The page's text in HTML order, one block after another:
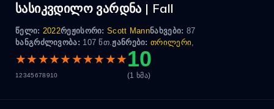
სასიკვდილო ვარდნა | Fall
წელი: 2022რეჟისორი: Scott Mannნახვები: 87
ხანგრძლივობა: 107 წთ.ჟანრები: თრილერი,
★★★★★★★★★★
12345678910
10
(1 ხმა)